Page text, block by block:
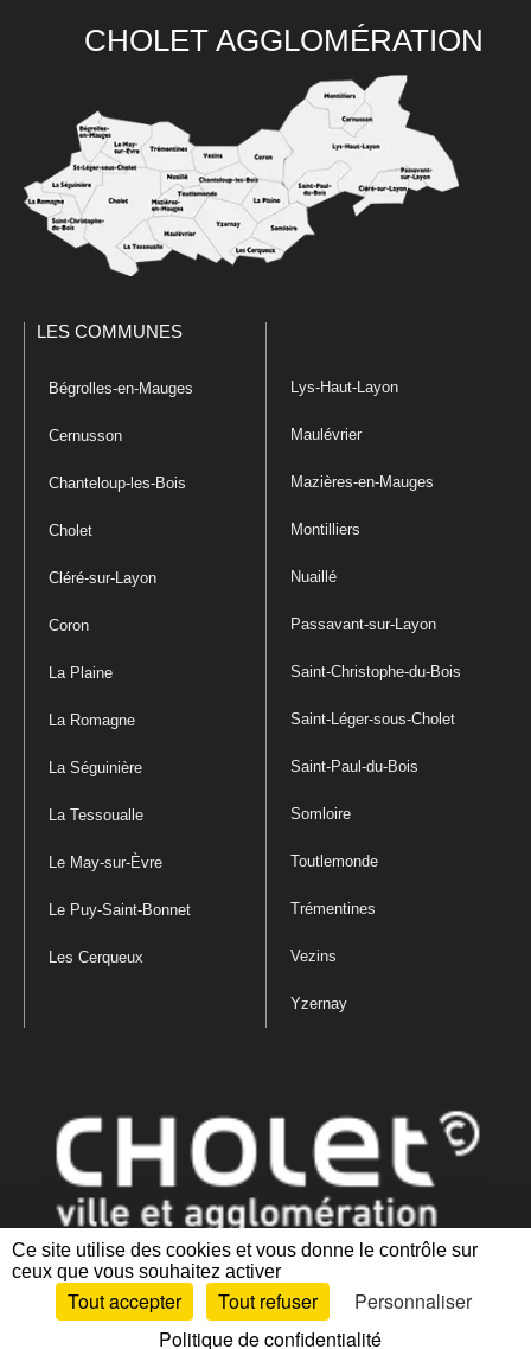
Ce site utilise des cookies et vous donne le contrôle sur
ceux que vous souhaitez activer
Tout accepter Tout refuser
Personnaliser
Politique de confidentialité
CHOLET AGGLOMÉRATION
LES COMMUNES
Bégrolles-en-Mauges
Cernusson
Chanteloup-les-Bois
Cholet
Cléré-sur-Layon
Coron
La Plaine
La Romagne
La Séguinière
La Tessoualle
Le May-sur-Èvre
Le Puy-Saint-Bonnet
Les Cerqueux
Lys-Haut-Layon
Maulévrier
Mazières-en-Mauges
Montilliers
Nuaillé
Passavant-sur-Layon
Saint-Christophe-du-Bois
Saint-Léger-sous-Cholet
Saint-Paul-du-Bois
Somloire
Toutlemonde
Trémentines
Vezins
Yzernay
Mentions légales|Politique de confidentialité
des cookies |Plan du site Accessibilité : partiellement conforme